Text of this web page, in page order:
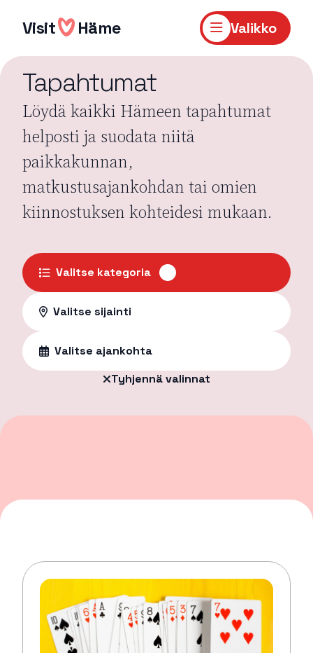
sisältöön
Visit Häme Valikko
Tapahtumat
Löydä kaikki Hämeen tapahtumat
helposti ja suodata niitä
paikkakunnan,
matkustusajankohdan tai omien
kiinnostuksen kohteidesi mukaan.
Valitse kategoria
Valitse sijainti
Valitse ajankohta
Tyhjennä valinnat